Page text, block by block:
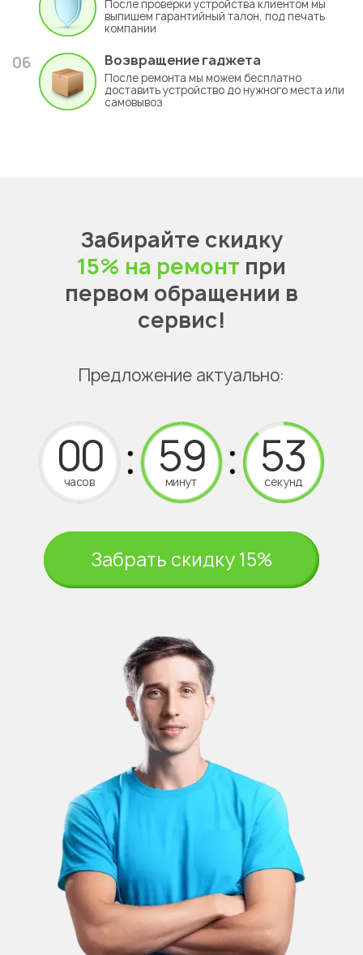
После проверки устройства клиентом мы
выпишем гарантийный талон, под печать
компании
06 Возвращение гаджета
После ремонта мы можем бесплатно
доставить устройство до нужного места или
самовывоз
Забирайте скидку
15% на ремонт при
первом обращении в
сервис!
Предложение актуально:
часов минут секунд
Забрать скидку 15%